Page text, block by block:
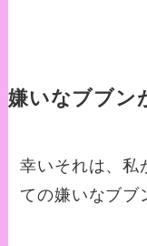
嫌いなブブン
幸いそれは、私
ての嫌いなブブ